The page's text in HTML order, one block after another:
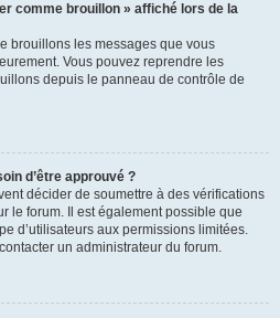
comme brouillon » affiché lors de la
brouillons les messages que vous
Vous pouvez reprendre les
depuis le panneau de contrôle de
d’être approuvé ?
décider de soumettre à des vérifications
le forum. Il est également possible que
d’utilisateurs aux permissions limitées.
un administrateur du forum.